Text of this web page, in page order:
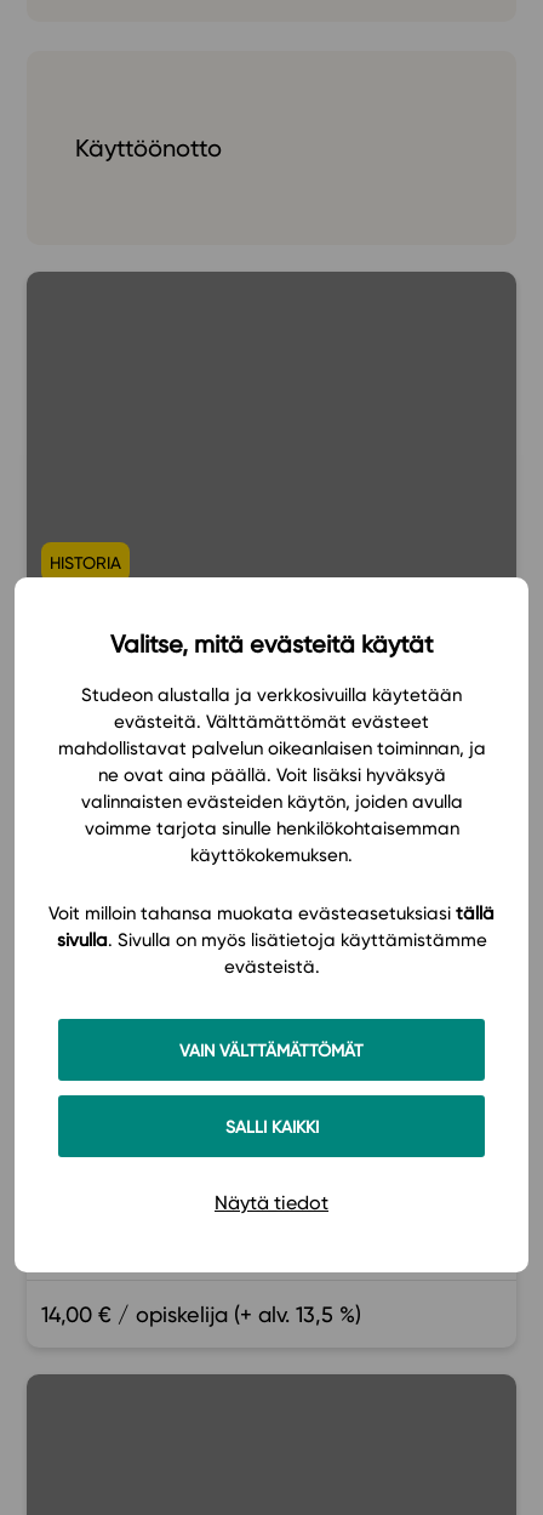
Valitse, mitä evästeitä käytät
Studeon alustalla ja verkkosivuilla käytetään
evästeitä. Välttämättömät evästeet
mahdollistavat palvelun oikeanlaisen toiminnan, ja
ne ovat aina päällä. Voit lisäksi hyväksyä
valinnaisten evästeiden käytön, joiden avulla
voimme tarjota sinulle henkilökohtaisemman
käyttökokemuksen.
Voit milloin tahansa muokata evästeasetuksiasi tällä
sivulla. Sivulla on myös lisätietoja käyttämistämme
evästeistä.
VAIN VÄLTTÄMÄTTÖMÄT
SALLI KAIKKI
Näytä tiedot
Käyttöönotto
HISTORIA
Alakoulun historia
Niko Hurme Soile Varis
14,00 € / opiskelija (+ alv. 13,5 %)
Ruotsi 6: Tillsammans i Norden
14,00 € / opiskelija (+ alv. 13,5 %)